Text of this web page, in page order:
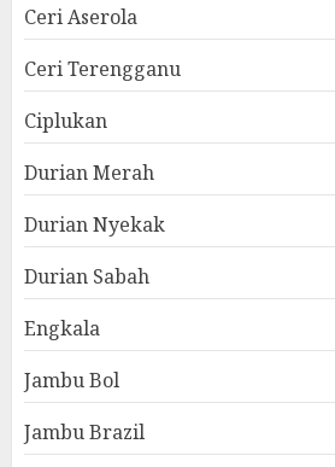
Ceri Aserola
Ceri Terengganu
Ciplukan
Durian Merah
Durian Nyekak
Durian Sabah
Engkala
Jambu Bol
Jambu Brazil